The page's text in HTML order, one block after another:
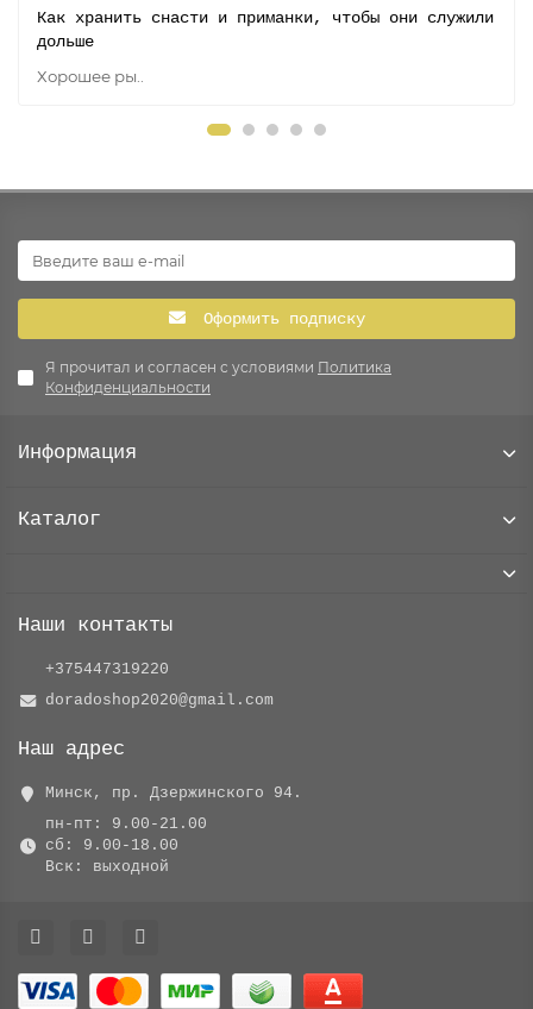
Как хранить снасти и приманки, чтобы они служили
дольше
Хорошее ры..
Оформить подписку
Я прочитал и согласен с условиями Политика
Конфиденциальности
Информация
Каталог
Наши контакты
+375447319220
doradoshop2020@gmail.com
Наш адрес
Минск, пр. Дзержинского 94.
пн-пт: 9.00-21.00
сб: 9.00-18.00
Вск: выходной